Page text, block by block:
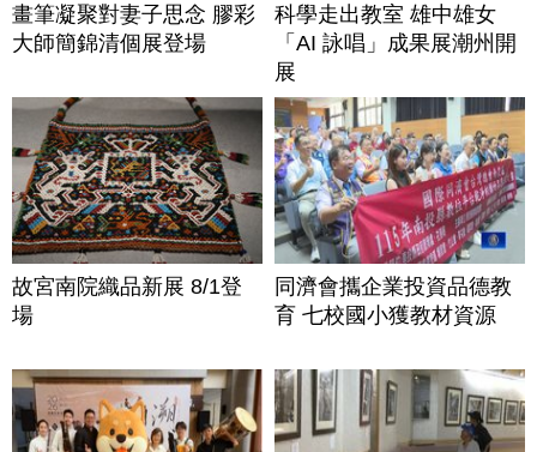
畫筆凝聚對妻子思念 膠彩
大師簡錦清個展登場
科學走出教室 雄中雄女
「AI 詠唱」成果展潮州開
展
故宮南院織品新展 8/1登
場
同濟會攜企業投資品德教
育 七校國小獲教材資源